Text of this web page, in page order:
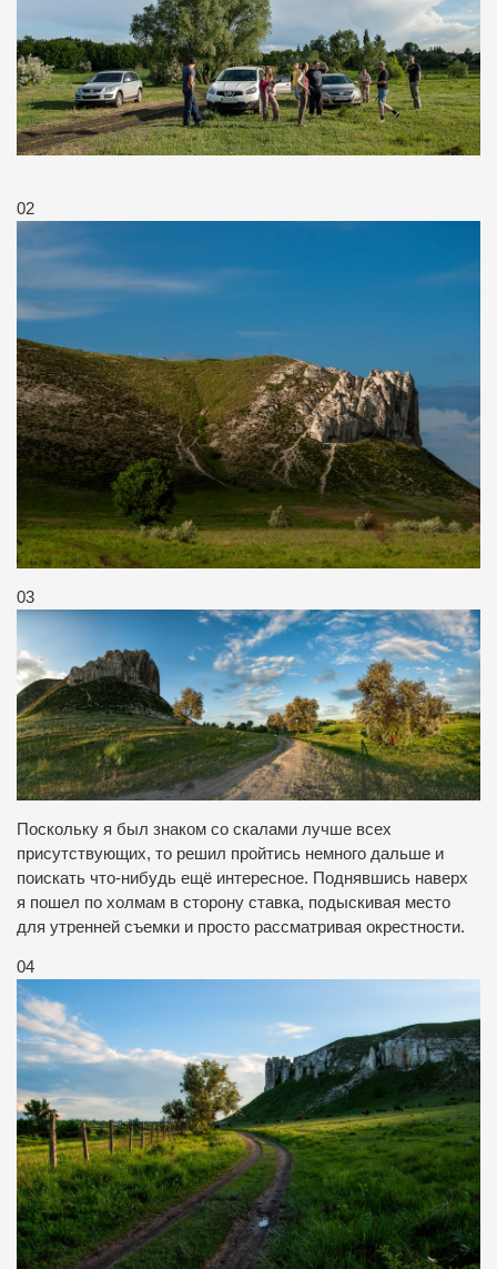
02
03
Поскольку я был знаком со скалами лучше всех
присутствующих, то решил пройтись немного дальше и
поискать что-нибудь ещё интересное. Поднявшись наверх
я пошел по холмам в сторону ставка, подыскивая место
для утренней съемки и просто рассматривая окрестности.
04